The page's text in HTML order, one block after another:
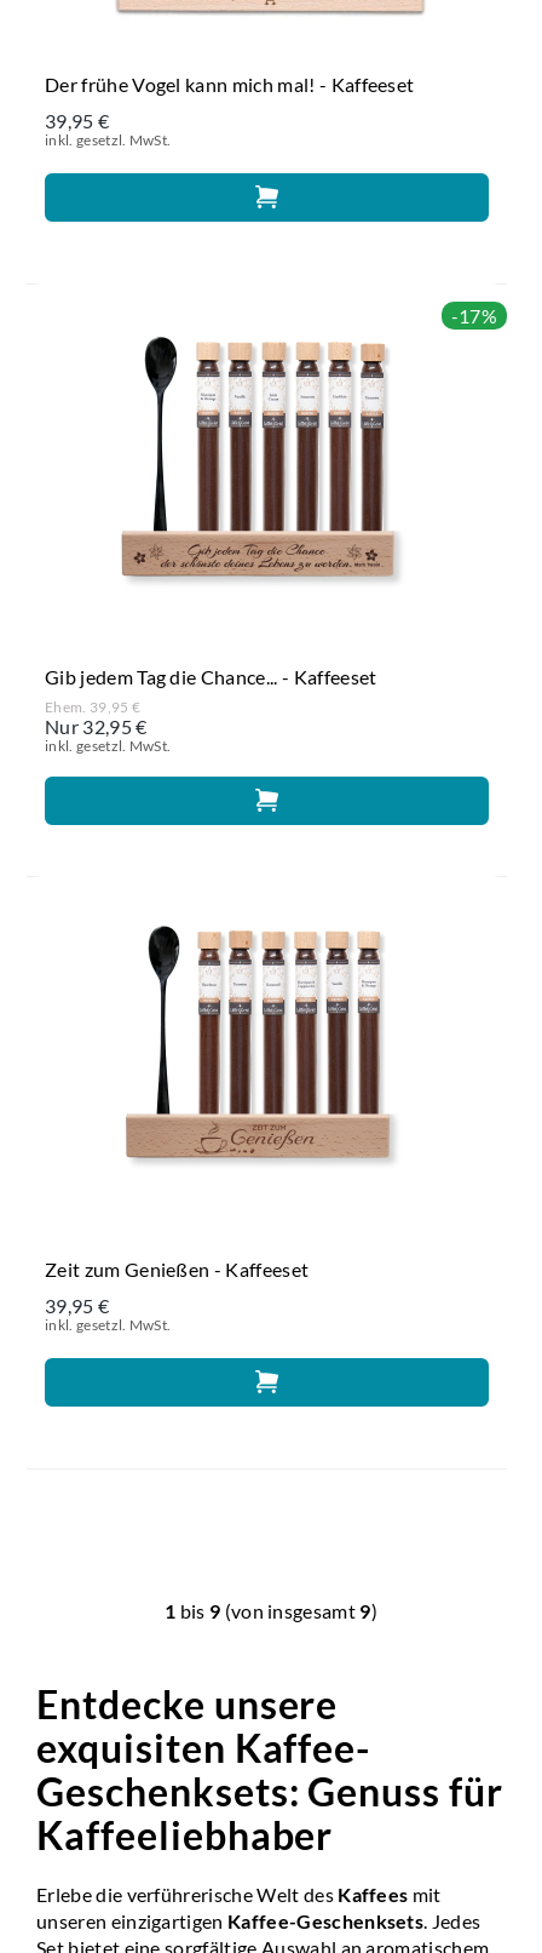
Der frühe Vogel kann mich mal! - Kaffeeset
39,95 €
inkl. gesetzl. MwSt.
-17%
Gib jedem Tag die Chance... - Kaffeeset
Ehem. 39,95 €
Nur 32,95 €
inkl. gesetzl. MwSt.
Zeit zum Genießen - Kaffeeset
39,95 €
inkl. gesetzl. MwSt.
1 bis 9 (von insgesamt 9)
Entdecke unsere
exquisiten Kaffee-
Geschenksets: Genuss für
Kaffeeliebhaber
Erlebe die verführerische Welt des Kaffees mit
unseren einzigartigen Kaffee-Geschenksets. Jedes
Set bietet eine sorgfältige Auswahl an aromatischem